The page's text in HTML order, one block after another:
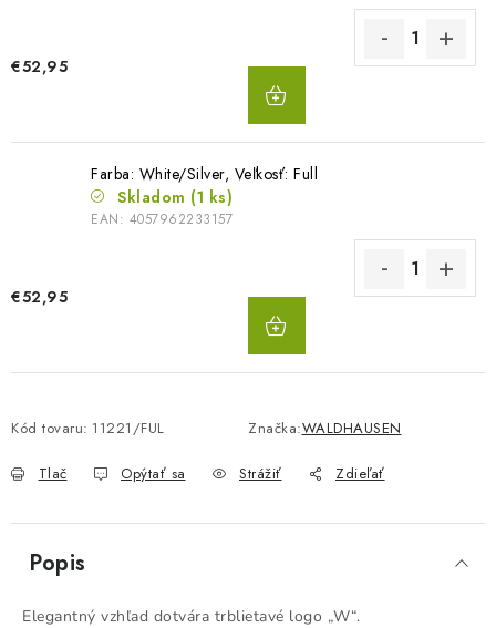
€52,95
Farba: White/Silver, Veľkosť: Full
Skladom (1 ks)
EAN: 4057962233157
€52,95
Kód tovaru: 11221/FUL Značka:WALDHAUSEN
Tlač Opýtať sa Strážiť Zdieľať
Popis
Elegantný vzhľad dotvára trblietavé logo „W“.